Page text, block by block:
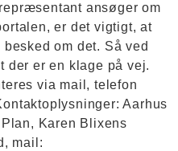
ansøger om
er det vigtigt, at
om det. Så ved
der er en klage på vej.
via mail, telefon
Aarhus
Karen Blixens
mail: